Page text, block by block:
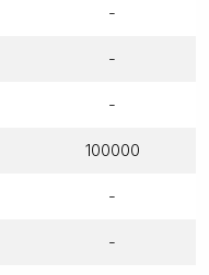
-
-
-
100000
-
-